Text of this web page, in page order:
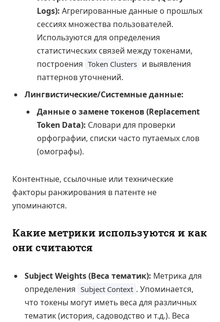
Logs): Агрегированные данные о прошлых
сессиях множества пользователей.
Используются для определения
статистических связей между токенами,
построения Token Clusters и выявления
паттернов уточнений.
Лингвистические/Системные данные:
Данные о замене токенов (Replacement
Token Data): Словари для проверки
орфографии, списки часто путаемых слов
(омографы).
Контентные, ссылочные или технические
факторы ранжирования в патенте не
упоминаются.
Какие метрики используются и как
они считаются
Subject Weights (Веса тематик): Метрика для
определения Subject Context . Упоминается,
что токены могут иметь веса для различных
тематик (история, садоводство и т.д.). Веса